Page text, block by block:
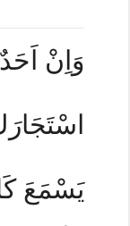
وَاِنْ
يَسْمَعَ